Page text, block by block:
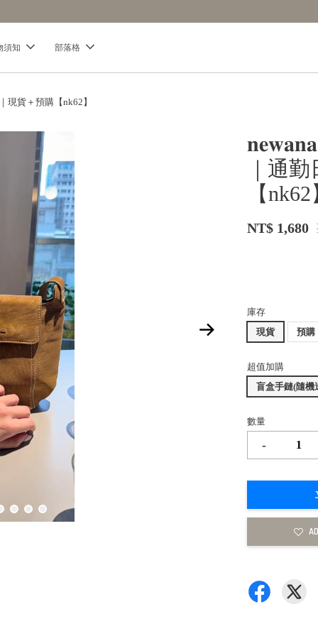
須知 部落格
現貨＋預購【nk62】
｜通
【
NT$ 1,680
庫存
現貨
預購
超值加購
盲盒手鏈(隨機
數量
-